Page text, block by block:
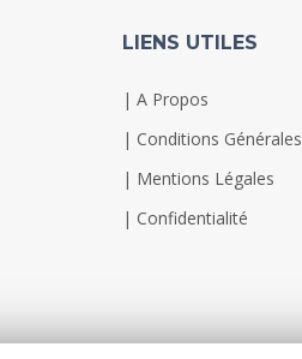
LIENS UTILES
| A Propos
| Conditions Générales
| Mentions Légales
| Confidentialité